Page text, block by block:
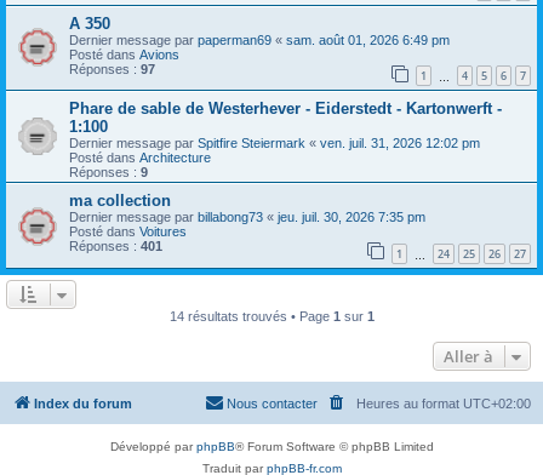
A 350
Dernier message par paperman69 « sam. août 01, 2026 6:49 pm
Posté dans Avions
Réponses : 97 1 4 5 6 7
Phare de sable de Westerhever - Eiderstedt - Kartonwerft -
1:100
Dernier message par Spitfire Steiermark « ven. juil. 31, 2026 12:02 pm
Posté dans Architecture
Réponses : 9
ma collection
Dernier message par billabong73 « jeu. juil. 30, 2026 7:35 pm
Posté dans Voitures
Réponses : 401 1 24 25 26 27
14 résultats trouvés • Page 1 sur 1
Aller à
Index du forum Heures au format UTC+02:00
Nous contacter
Développé parphpBB® Forum Software © phpBB Limited
Traduit parphpBB-fr.com